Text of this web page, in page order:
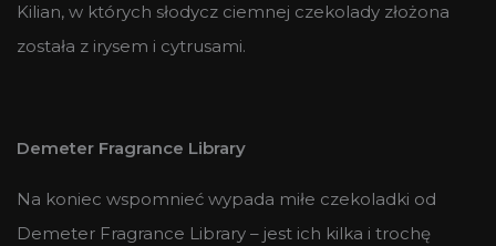
Kilian, w których słodycz ciemnej czekolady złożona
została z irysem i cytrusami.
Demeter Fragrance Library
Na koniec wspomnieć wypada miłe czekoladki od
Demeter Fragrance Library – jest ich kilka i trochę